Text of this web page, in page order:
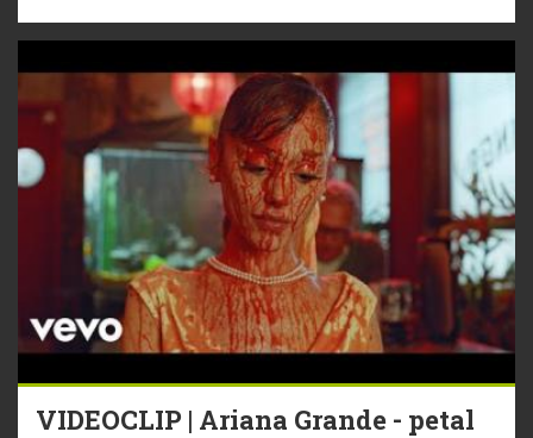
VIDEOCLIP | Ariana Grande - petal